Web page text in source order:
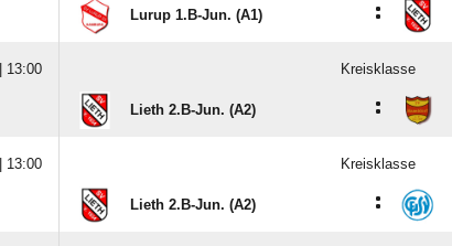
Lurup 1.B-Jun. (A1) :
13:00 Kreisklasse
Lieth 2.B-Jun. (A2) :
13:00 Kreisklasse
Lieth 2.B-Jun. (A2) :